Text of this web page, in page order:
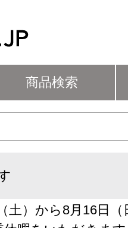
商品検索
土）から8月16日